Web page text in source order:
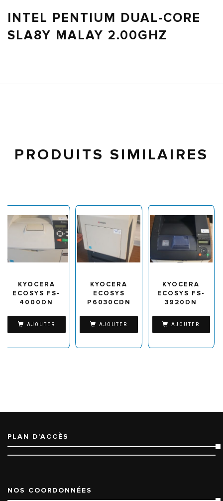
INTEL PENTIUM DUAL-CORE
SLA8Y MALAY 2.00GHZ
PRODUITS SIMILAIRES
KYOCERA
ECOSYS FS-
4000DN
AJOUTER
KYOCERA
ECOSYS
P6030CDN
AJOUTER
KYOCERA
ECOSYS FS-
3920DN
AJOUTER
PLAN D’ACCÈS
NOS COORDONNÉES